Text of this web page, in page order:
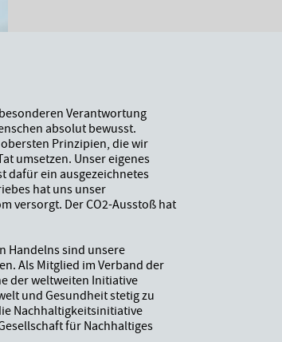
Verantwortung
absolut bewusst.
Prinzipien, die wir
umsetzen. Unser eigenes
dafür ein ausgezeichnetes
hat uns unser
versorgt. Der CO2-Ausstoß hat
Handelns sind unsere
Als Mitglied im Verband der
der weltweiten Initiative
und Gesundheit stetig zu
Nachhaltigkeitsinitiative
für Nachhaltiges